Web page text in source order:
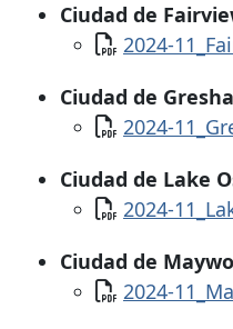
Ciudad de
Documento
2024-
Ciudad de
Documento
2024-
Ciudad de Lake
Documento
2024-
Ciudad de
Documento
2024-